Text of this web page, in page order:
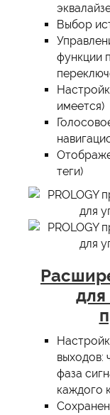
Выбор
функции
имеется)
теги)
для
выходов:
фаза
каждого